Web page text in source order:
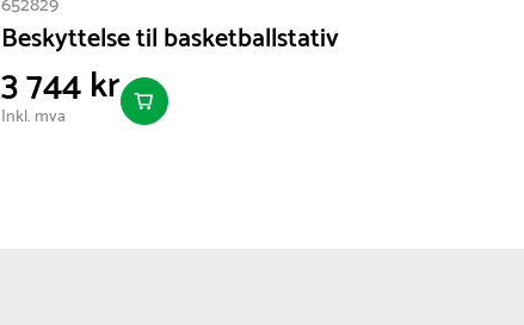
Beskyttelse til basketballstativ
3 744 kr
Inkl. mva